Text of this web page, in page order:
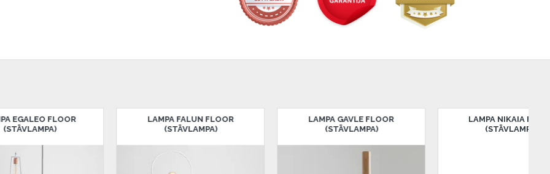
Dārzciema ielā 91, Rīga,
Smart-ID, eParaksts eID,
Luminor, SEB vai
FLOOR
LAMPA FALUN FLOOR
(STĀVLAMPA)
LAMPA GAVLE FLOOR
(STĀVLAMPA)
LAMPA NIKAIA FLOOR
(STĀVLAMPA)